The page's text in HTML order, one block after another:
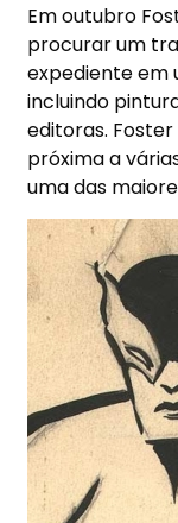
Em outubro
procurar um
expediente em
incluindo
editoras.
próxima a
uma das